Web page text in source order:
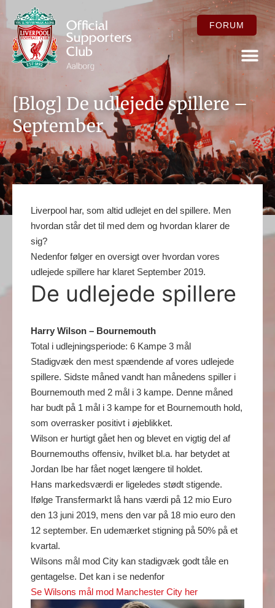
FORUM
[Blog] De udlejede spillere –
September
Liverpool har, som altid udlejet en del spillere. Men
hvordan står det til med dem og hvordan klarer de
sig?
Nedenfor følger en oversigt over hvordan vores
udlejede spillere har klaret September 2019.
De udlejede spillere
Harry Wilson – Bournemouth
Total i udlejningsperiode: 6 Kampe 3 mål
Stadigvæk den mest spændende af vores udlejede
spillere. Sidste måned vandt han månedens spiller i
Bournemouth med 2 mål i 3 kampe. Denne måned
har budt på 1 mål i 3 kampe for et Bournemouth hold,
som overrasker positivt i øjeblikket.
Wilson er hurtigt gået hen og blevet en vigtig del af
Bournemouths offensiv, hvilket bl.a. har betydet at
Jordan Ibe har fået noget længere til holdet.
Hans markedsværdi er ligeledes stødt stigende.
Ifølge Transfermarkt lå hans værdi på 12 mio Euro
den 13 juni 2019, mens den var på 18 mio euro den
12 september. En udemærket stigning på 50% på et
kvartal.
Wilsons mål mod City kan stadigvæk godt tåle en
gentagelse. Det kan i se nedenfor
Se Wilsons mål mod Manchester City her